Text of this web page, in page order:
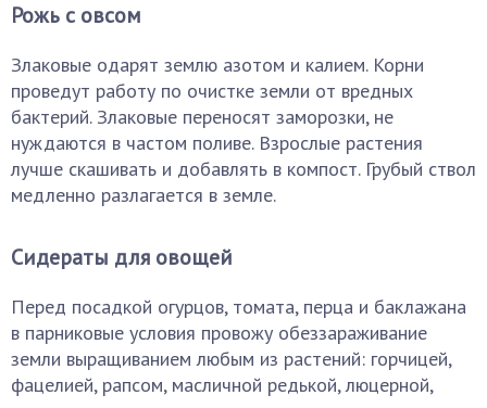
Рожь с овсом
Злаковые одарят землю азотом и калием. Корни
проведут работу по очистке земли от вредных
бактерий. Злаковые переносят заморозки, не
нуждаются в частом поливе. Взрослые растения
лучше скашивать и добавлять в компост. Грубый ствол
медленно разлагается в земле.
Сидераты для овощей
Перед посадкой огурцов, томата, перца и баклажана
в парниковые условия провожу обеззараживание
земли выращиванием любым из растений: горчицей,
фацелией, рапсом, масличной редькой, люцерной,